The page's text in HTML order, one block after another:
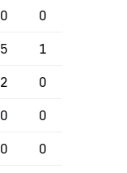
0 0
5 1
2 0
0 0
0 0